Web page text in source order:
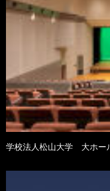
学校法人松山大学 大ホー